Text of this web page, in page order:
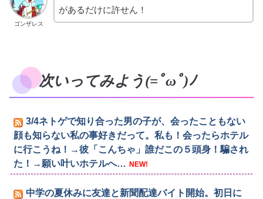
ゴンザレス
があるだけに許せん！
次いってみよう(=ﾟωﾟ)ﾉ
3/4ネトゲで知り合った男の子が、会ったこともない
顔も知らない私の事好きだって。私も！会ったらホテル
に行こうね！→彼「こんちゃ」誰だこの５頭身！騙され
た！→願い叶いホテルへ… NEW!
中学の夏休みに友達と新聞配達バイト開始。初日に